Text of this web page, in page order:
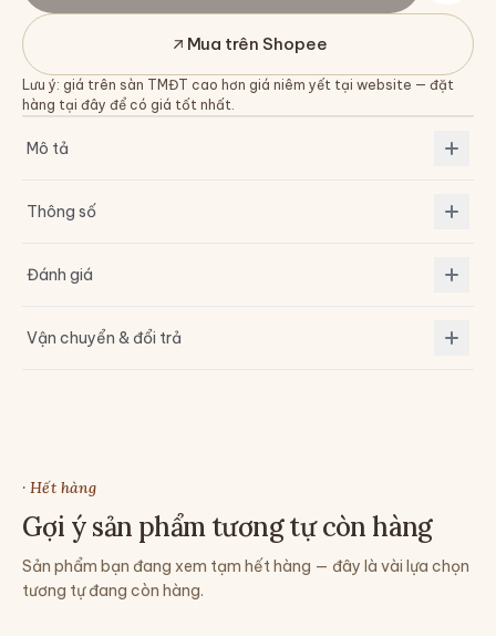
Mua trên Shopee
Lưu ý: giá trên sàn TMĐT cao hơn giá niêm yết tại website — đặt
hàng tại đây để có giá tốt nhất.
Mô tả
Thông số
Đánh giá
Vận chuyển & đổi trả
· Hết hàng
Gợi ý sản phẩm tương tự còn hàng
Sản phẩm bạn đang xem tạm hết hàng — đây là vài lựa chọn
tương tự đang còn hàng.